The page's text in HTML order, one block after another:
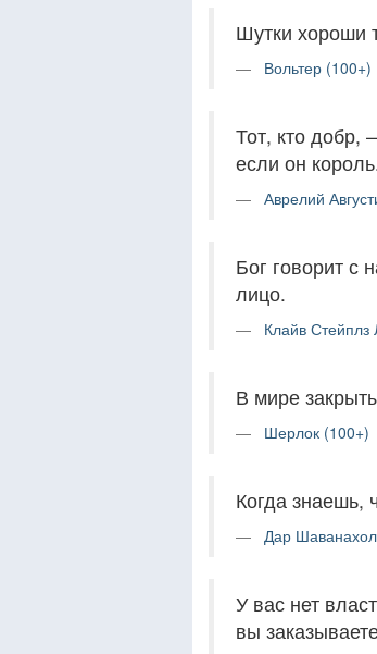
Шутки хороши
Вольтер (100+)
Тот, кто добр,
если он
Аврелий
Бог говорит с
лицо.
Клайв
В мире
Шерлок (100+)
Когда знаешь,
Дар
У вас нет
вы